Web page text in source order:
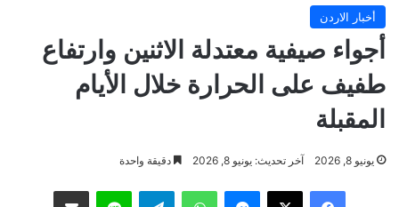
أخبار الاردن
أجواء صيفية معتدلة الاثنين وارتفاع
طفيف على الحرارة خلال الأيام
المقبلة
يونيو 8, 2026 آخر تحديث: يونيو 8, 2026 دقيقة واحدة
فيسبوك ‫X ماسنجر واتساب تيلقرام لاين مشاركة عبر البريد